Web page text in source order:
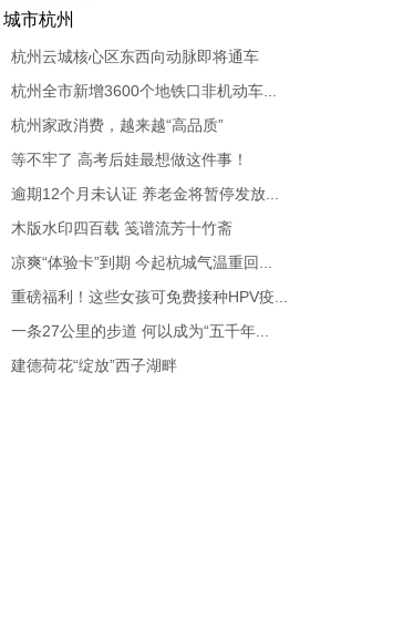
城市杭州
杭州云城核心区东西向动脉即将通车
杭州全市新增3600个地铁口非机动车...
杭州家政消费，越来越“高品质”
等不牢了 高考后娃最想做这件事！
逾期12个月未认证 养老金将暂停发放...
木版水印四百载 笺谱流芳十竹斋
凉爽“体验卡”到期 今起杭城气温重回...
重磅福利！这些女孩可免费接种HPV疫...
一条27公里的步道 何以成为“五千年...
建德荷花“绽放”西子湖畔